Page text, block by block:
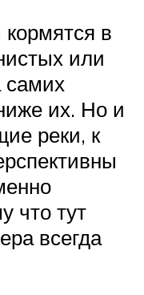
в
или
самих
их. Но и
реки, к
что тут
всегда